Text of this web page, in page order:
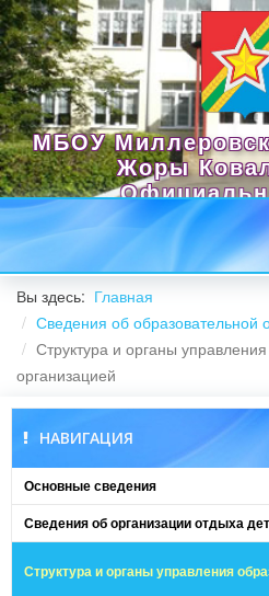
МБОУ
Жоры
Вы здесь: Главная
Сведения об образовательной
Структура и органы
организацией
НАВИГАЦИЯ
Основные сведения
Сведения об организации отдыха
Структура и органы управления